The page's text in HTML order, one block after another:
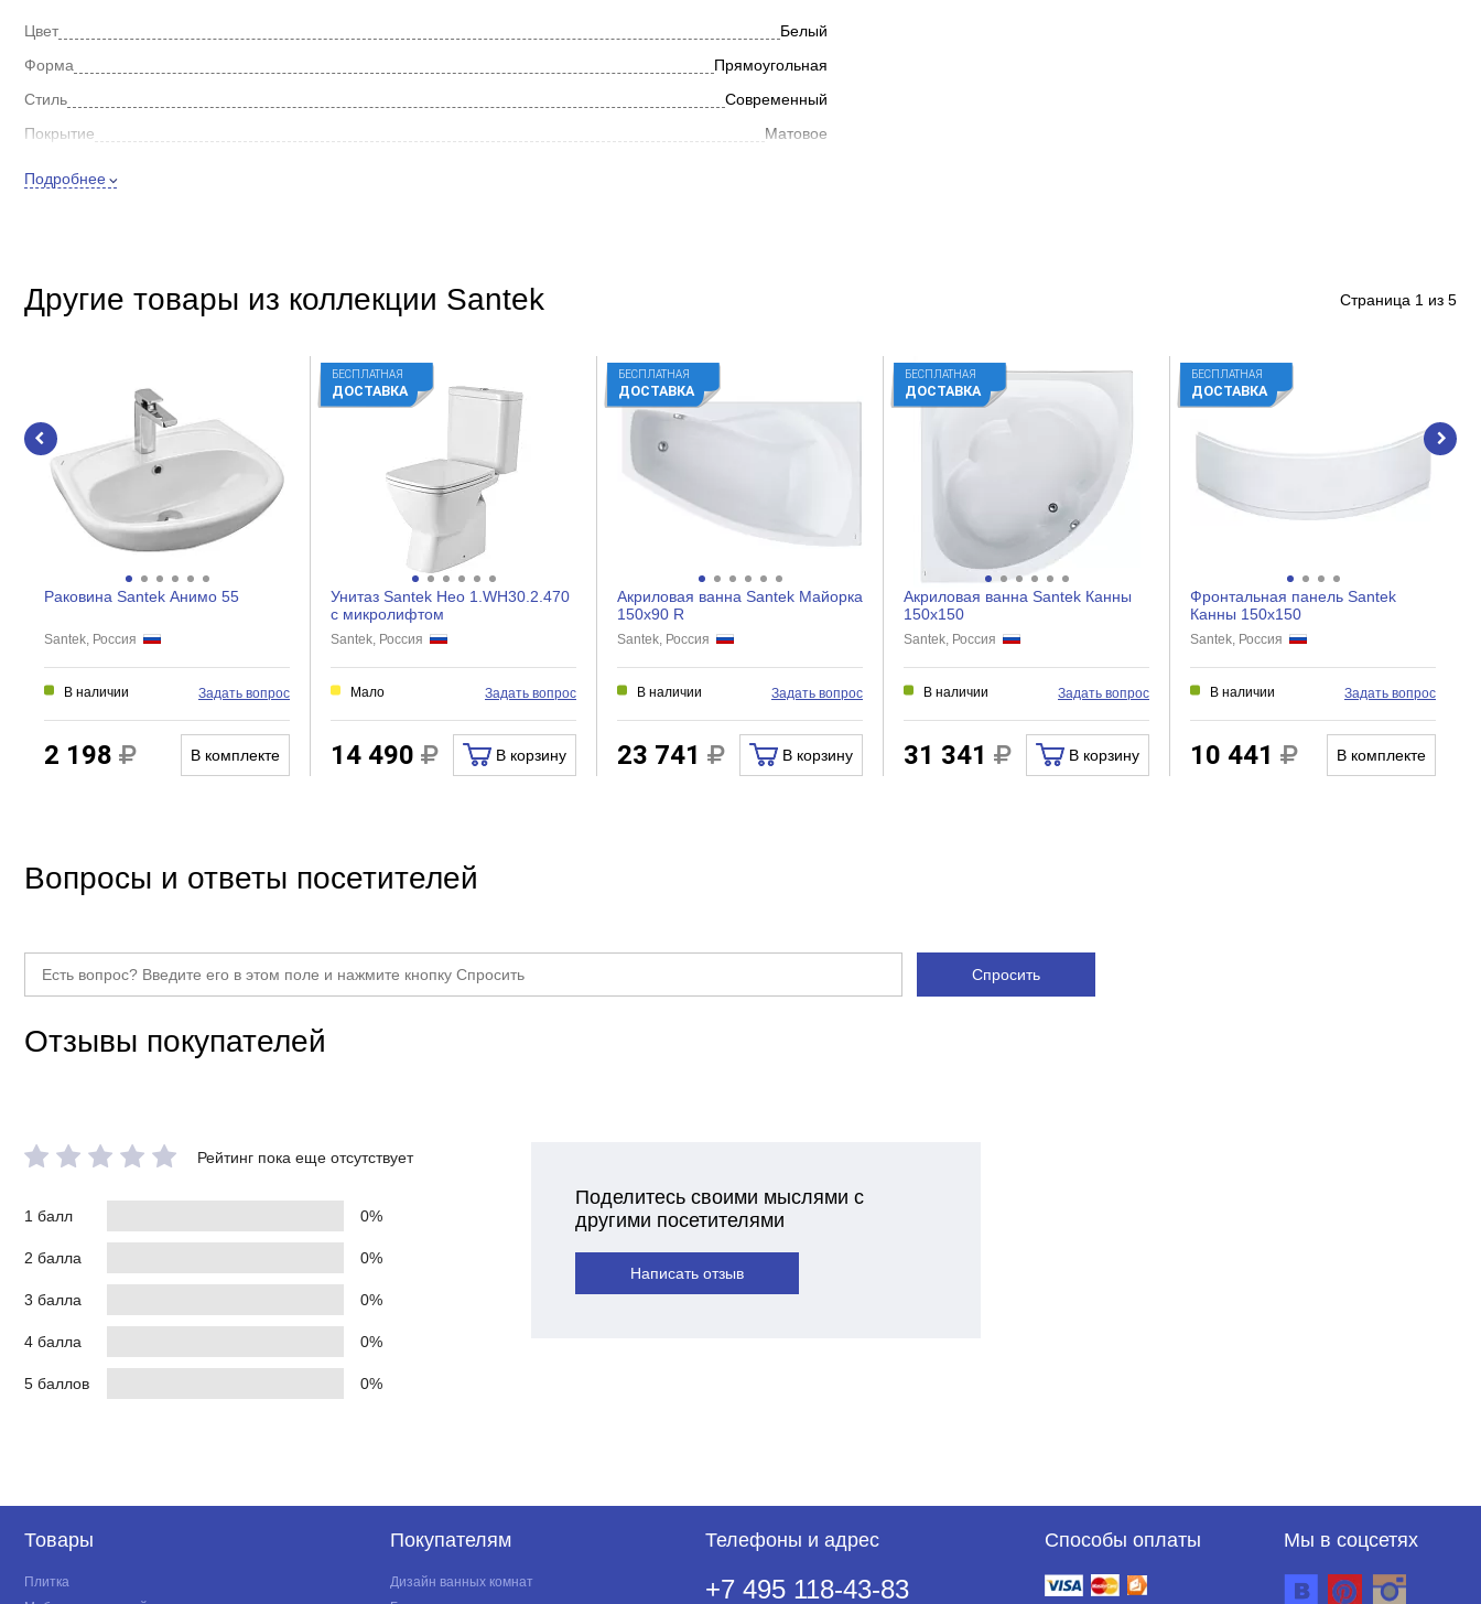
Цвет
Белый
Форма
Прямоугольная
Стиль
Современный
Покрытие
Матовое
Дополнительно
Длина, см
Подробнее
Другие товары из коллекции Santek Страница 1 из 5
Раковина Santek Анимо 55
Santek, Россия
В наличии Задать вопрос
2 198 В комплекте
БЕСПЛАТНАЯ
ДОСТАВКА
Унитаз Santek Нео 1.WH30.2.470
с микролифтом
Santek, Россия
Мало Задать вопрос
14 490 В корзину
БЕСПЛАТНАЯ
ДОСТАВКА
Акриловая ванна Santek Майорка
150x90 R
Santek, Россия
В наличии Задать вопрос
23 741 В корзину
БЕСПЛАТНАЯ
ДОСТАВКА
Акриловая ванна Santek Канны
150x150
Santek, Россия
В наличии Задать вопрос
31 341 В корзину
БЕСПЛАТНАЯ
ДОСТАВКА
Фронтальная панель Santek
Канны 150x150
Santek, Россия
В наличии Задать вопрос
10 441 В комплекте
Вопросы и ответы посетителей
Спросить
Отзывы покупателей
Рейтинг пока еще отсутствует
1 балл 0%
2 балла 0%
3 балла 0%
4 балла 0%
5 баллов 0%
Поделитесь своими мыслями с
другими посетителями
Написать отзыв
Товары
Плитка
Покупателям
Дизайн ванных комнат
Телефоны и адрес
+7 495 118-43-83
Способы оплаты Мы в соцсетях